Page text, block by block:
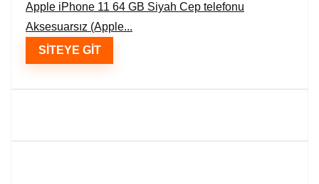
Apple iPhone 11 64 GB Siyah Cep telefonu
Aksesuarsız (Apple...
SITEYE GIT